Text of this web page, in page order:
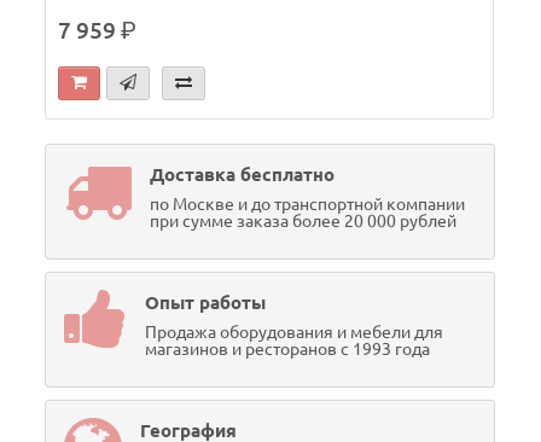
7 959р.
Доставка бесплатно
по Москве и до транспортной компании
при сумме заказа более 20 000 рублей
Опыт работы
Продажа оборудования и мебели для
магазинов и ресторанов с 1993 года
География